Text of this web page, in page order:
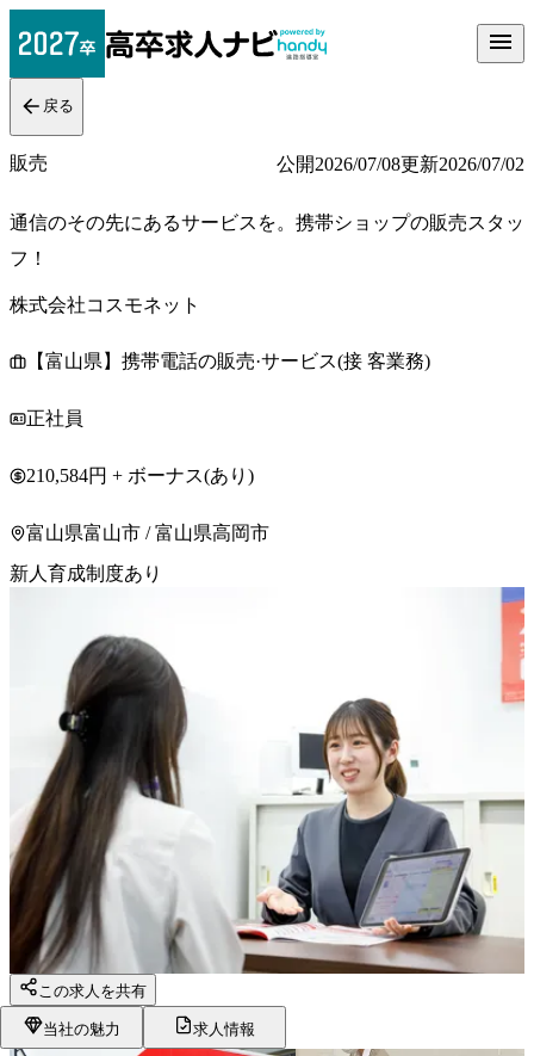
戻る
販売 公開2026/07/08更新2026/07/02
通信のその先にあるサービスを。携帯ショップの販売スタッ
フ！
株式会社コスモネット
【富山県】携帯電話の販売·サービス(接 客業務)
正社員
210,584円 + ボーナス(あり)
富山県富山市 / 富山県高岡市
新人育成制度あり
この求人を共有
当社の魅力 求人情報